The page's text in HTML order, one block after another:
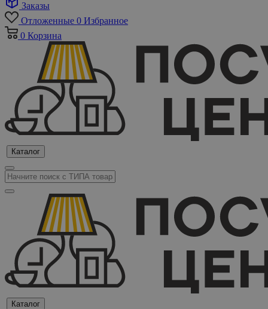
Заказы
Отложенные 0 Избранное
0 Корзина
Каталог
Каталог